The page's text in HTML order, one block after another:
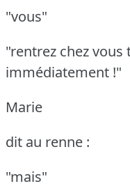
"vous"
"rentrez chez vous
immédiatement !"
Marie
dit au renne :
"mais"